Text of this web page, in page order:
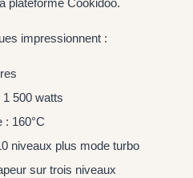
impressionnent :
500 watts
: 160°C
niveaux plus mode turbo
sur trois niveaux